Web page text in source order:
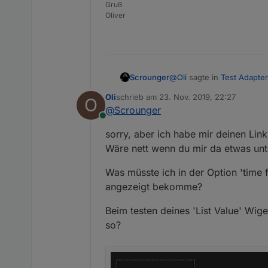
Wie kann ich die
Gruß
Oliver
Scrounger@Oli sagte in Test
Nee das geht nicht, kann
git anlegest, damit wir es
Wie kann ich mir
entsprechend
O
Online
Olischrieb am 23. Nov. 2019, 22:27
zuletzt editiert von
@Scrounger
sorry, aber ich habe mir deinen
Wäre nett wenn du mir da etwas
Was müsste ich in der Option
angezeigt bekomme?
Beim testen deines 'List Value'
so?